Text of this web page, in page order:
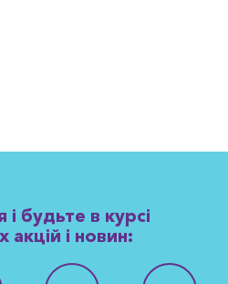
і будьте в курсі
акцій і новин: